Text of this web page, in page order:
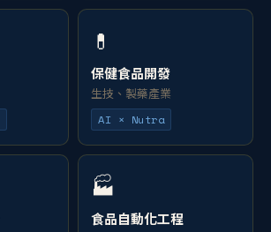
💊
保健食品開發
生技、製藥產業
AI × Nutra
🏭
食品自動化工程